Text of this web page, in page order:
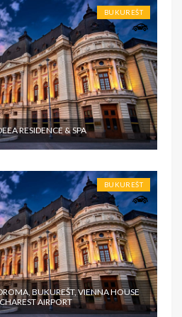
BUKUREŠT
RESIDENCE & SPA
BUKUREŠT
BUKUREŠT, VIENNA HOUSE
AIRPORT